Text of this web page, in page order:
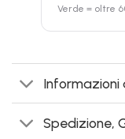
Verde = oltre
Informazioni
Spedizione,